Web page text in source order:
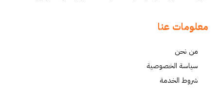
معلومات عنا
من نحن
سياسة الخصوصية
شروط الخدمة